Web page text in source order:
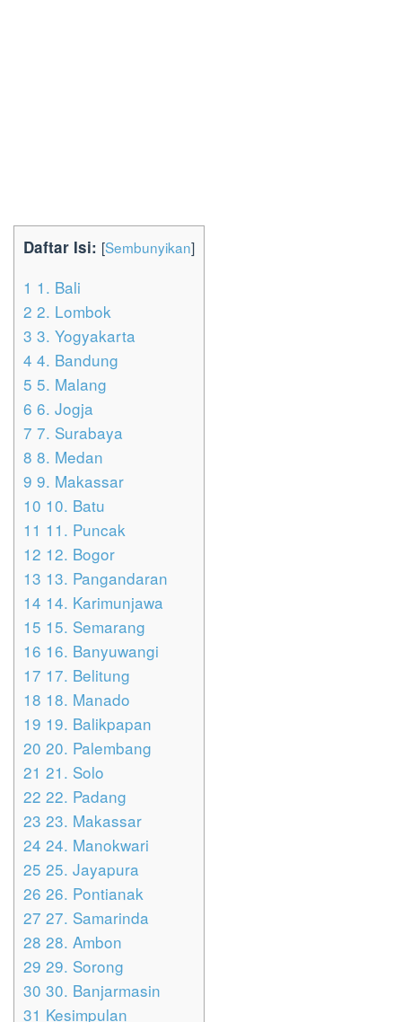
Daftar Isi: [Sembunyikan]
1 1. Bali
2 2. Lombok
3 3. Yogyakarta
4 4. Bandung
5 5. Malang
6 6. Jogja
7 7. Surabaya
8 8. Medan
9 9. Makassar
10 10. Batu
11 11. Puncak
12 12. Bogor
13 13. Pangandaran
14 14. Karimunjawa
15 15. Semarang
16 16. Banyuwangi
17 17. Belitung
18 18. Manado
19 19. Balikpapan
20 20. Palembang
21 21. Solo
22 22. Padang
23 23. Makassar
24 24. Manokwari
25 25. Jayapura
26 26. Pontianak
27 27. Samarinda
28 28. Ambon
29 29. Sorong
30 30. Banjarmasin
31 Kesimpulan